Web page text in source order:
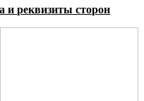
и реквизиты сторон